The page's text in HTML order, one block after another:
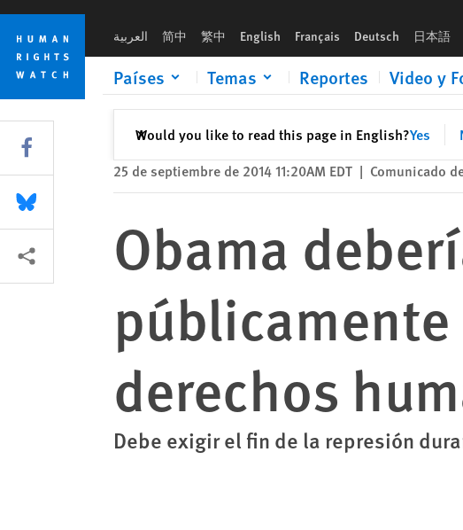
Skip
cookie
privacy
notice
Skip
main
content
العربية 简中 繁中 English Français Deutsch 日本語
Países Temas Reportes Video y
Would you like to read this page in English?Yes
✕Cerrar
25 de septiembre de 2014 11:20AM EDT | Comunicado
Obama
derechos
Debe exigir el fin de la represión
Share this via Facebook
Share this via Bluesky
Share this via Compartir